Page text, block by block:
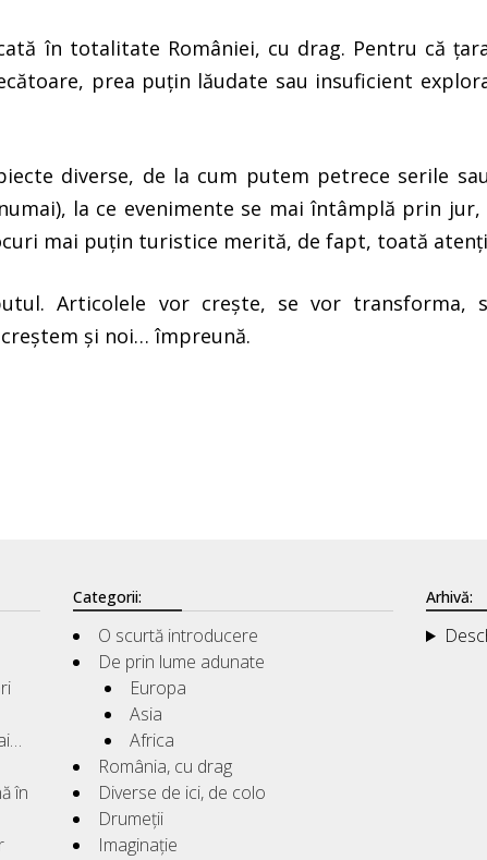
în totalitate României, cu drag. Pentru că
prea puțin lăudate sau insuficient
diverse, de la cum putem petrece serile
la ce evenimente se mai întâmplă prin
mai puțin turistice merită, de fapt, toată
Articolele vor crește, se vor
și noi… împreună.
în
Categorii:
O scurtă introducere
De prin lume adunate
Europa
Asia
Africa
România, cu drag
Diverse de ici, de colo
Drumeții
Imaginație
Arhivă: